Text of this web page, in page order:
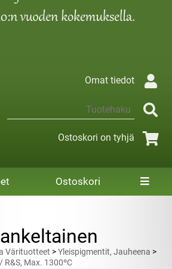
Omat tiedot
Ostoskori on tyhjä
Ostoskori
Värituotteet >Yleispigmentit, Jauheena >
Max. 1300ºC